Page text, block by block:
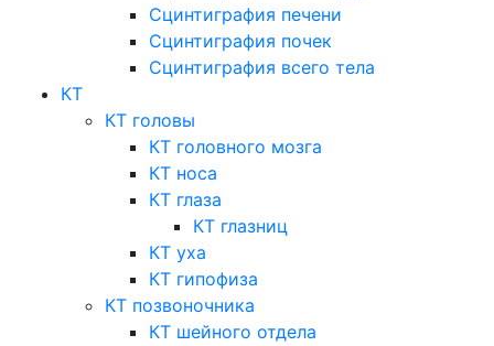
Сцинтиграфия печени
Сцинтиграфия почек
Сцинтиграфия всего тела
КТ
КТ головы
КТ головного мозга
КТ носа
КТ глаза
КТ глазниц
КТ уха
КТ гипофиза
КТ позвоночника
КТ шейного отдела